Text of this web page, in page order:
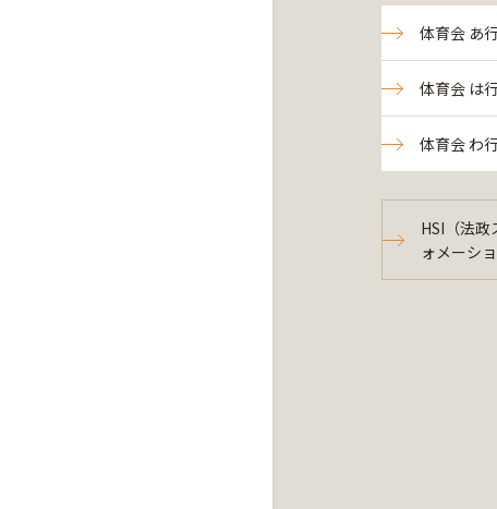
体育会 あ
体育会 は
体育会 わ
HSI（法政
ォメーショ